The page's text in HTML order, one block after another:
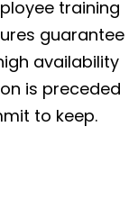
training
guarantee
availability
is preceded
to keep.